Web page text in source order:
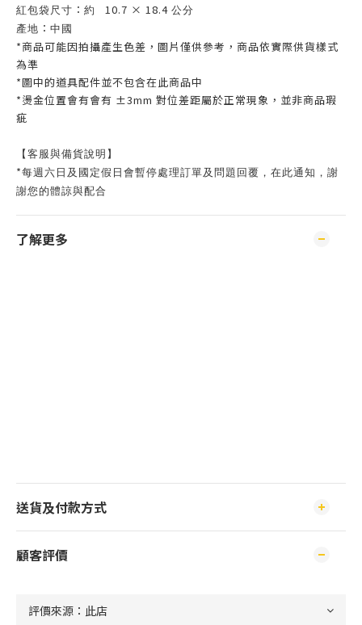
紅包袋尺寸 ： 約 10.7 × 18.4 公分
產地 ： 中國
*商品可能因拍攝產生色差，圖片僅供參考，商品依實際供貨樣式
為準
*圖中的道具配件並不包含在此商品中
*燙金位置會有會有 ±3mm 對位差距屬於正常現象，並非商品瑕
疵
【客服與備貨說明】
*每週六日及國定假日會暫停處理訂單及問題回覆，在此通知，謝
謝您的體諒與配合
了解更多
送貨及付款方式
顧客評價